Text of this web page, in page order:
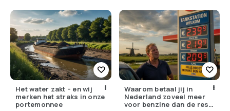
Het water zakt – en wij
merken het straks in onze
portemonnee
Waarom betaal jij in
Nederland zoveel meer
voor benzine dan de rest